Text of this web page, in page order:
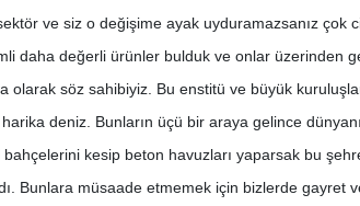
ve siz o değişime ayak uyduramazsanız çok
daha değerli ürünler bulduk ve onlar üzerinden
olarak söz sahibiyiz. Bu enstitü ve büyük
deniz. Bunların üçü bir araya gelince
kesip beton havuzları yaparsak bu
Bunlara müsaade etmemek için bizlerde gayret